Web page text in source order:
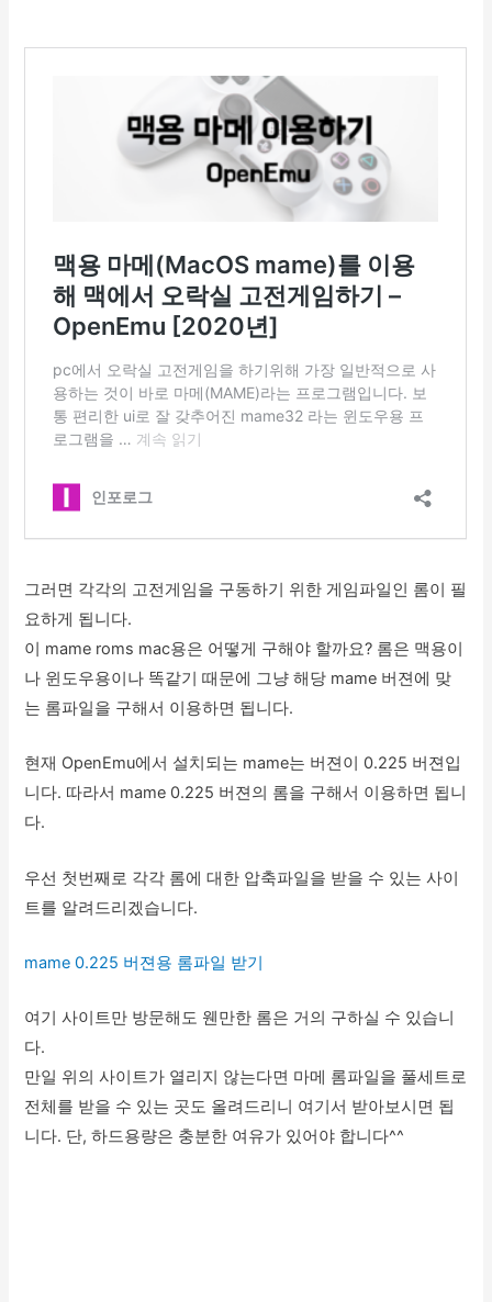
그러면 각각의 고전게임을 구동하기 위한 게임파일인 롬이 필
요하게 됩니다.
이 mame roms mac용은 어떻게 구해야 할까요? 롬은 맥용이
나 윈도우용이나 똑같기 때문에 그냥 해당 mame 버젼에 맞
는 롬파일을 구해서 이용하면 됩니다.
현재 OpenEmu에서 설치되는 mame는 버젼이 0.225 버젼입
니다. 따라서 mame 0.225 버젼의 롬을 구해서 이용하면 됩니
다.
우선 첫번째로 각각 롬에 대한 압축파일을 받을 수 있는 사이
트를 알려드리겠습니다.
mame 0.225 버젼용 롬파일 받기
여기 사이트만 방문해도 웬만한 롬은 거의 구하실 수 있습니
다.
만일 위의 사이트가 열리지 않는다면 마메 롬파일을 풀세트로
전체를 받을 수 있는 곳도 올려드리니 여기서 받아보시면 됩
니다. 단, 하드용량은 충분한 여유가 있어야 합니다^^